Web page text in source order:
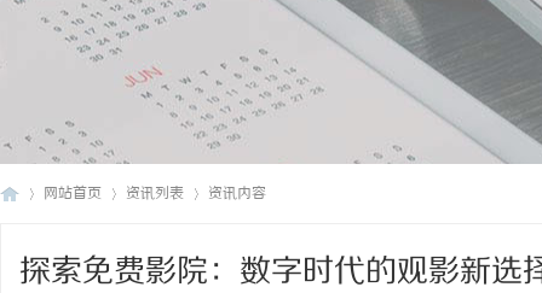
网站首页 资讯列表 资讯内容
探索免费影院：数字时代的观影新选